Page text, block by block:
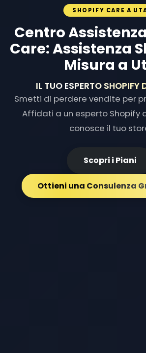
SHOPIFY CARE A
Centro
Care: Assistenza
Misura a
IL TUO ESPERTO
Smetti di perdere vendite per
Affidati a un esperto Shopify
conosce il tuo
Scopri i Piani
Ottieni una Consulenza